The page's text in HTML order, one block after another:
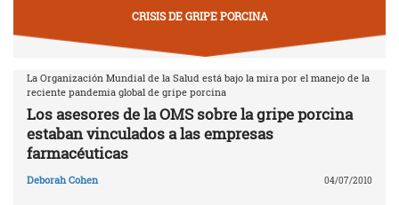
CRISIS DE GRIPE PORCINA
La Organización Mundial de la Salud está bajo la mira por el manejo de la
reciente pandemia global de gripe porcina
Los asesores de la OMS sobre la gripe porcina
estaban vinculados a las empresas
farmacéuticas
Deborah Cohen 04/07/2010